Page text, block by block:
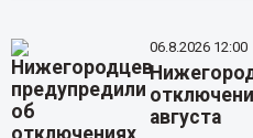
06.8.2026 12:00
августа